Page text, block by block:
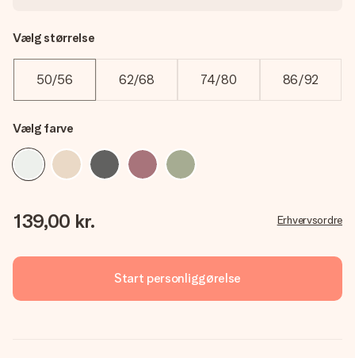
Vælg størrelse
50/56 62/68 74/80 86/92
Vælg farve
139,00 kr. Erhvervsordre
Start personliggørelse